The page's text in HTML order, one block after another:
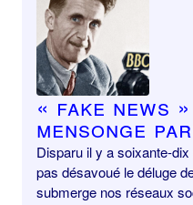
« Fake news
mensonge
Disparu il y a soixante-
pas désavoué le déluge
submerge nos réseaux